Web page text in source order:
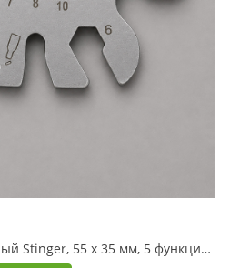
Мини-мультитул карманный Stinger, 55 x 35 мм, 5 функций, медведь, нержавеющая сталь, серебристый, в блистере